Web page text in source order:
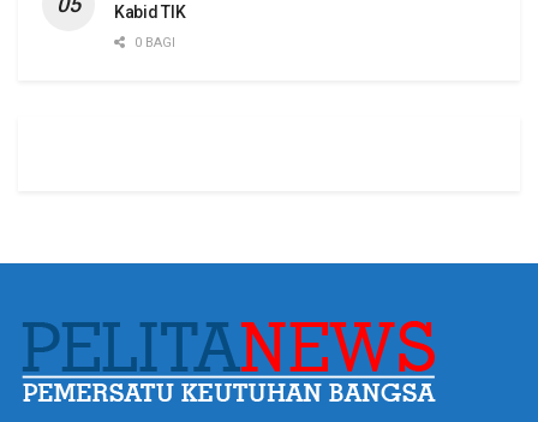
Kabid TIK
0 BAGI